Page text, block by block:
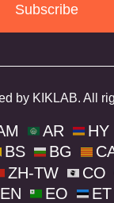
Subscribe
by KIKLAB. All
AR HY
BS BG
ZH-TW CO
EN EO ET